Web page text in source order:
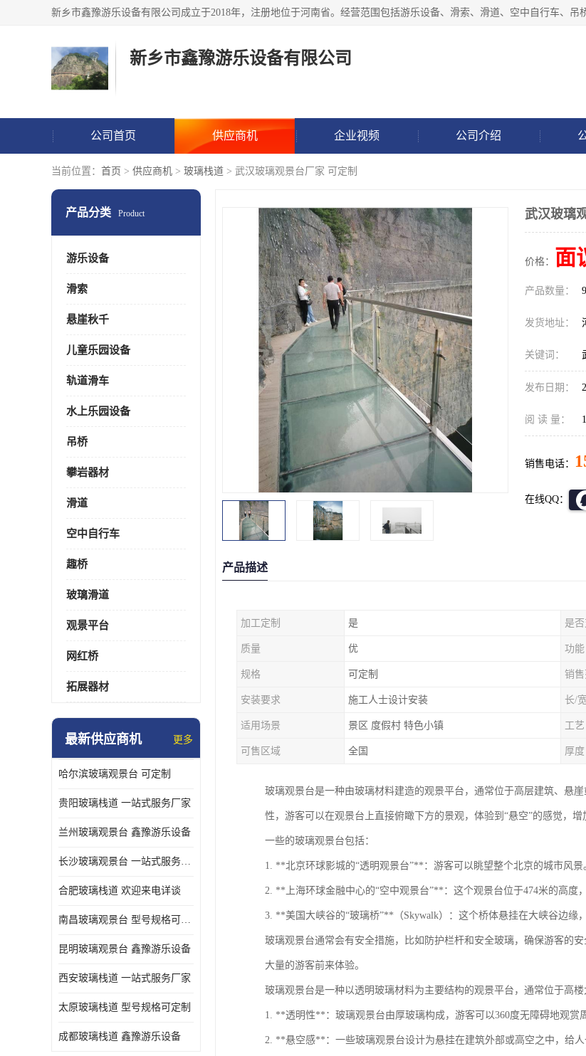
新乡市鑫豫游乐设备有限公司
公司首页 供应商机 企业视频 公司介绍
当前位置： 首页 > 供应商机 > 玻璃栈道 > 武汉玻璃观景台厂家 可定制
产品分类 Product
游乐设备
滑索
悬崖秋千
儿童乐园设备
轨道滑车
水上乐园设备
吊桥
攀岩器材
滑道
空中自行车
趣桥
玻璃滑道
观景平台
网红桥
拓展器材
最新供应商机 更多
哈尔滨玻璃观景台 可定制
贵阳玻璃栈道 一站式服务厂家
兰州玻璃观景台 鑫豫游乐设备
长沙玻璃观景台 一站式服务厂家
合肥玻璃栈道 欢迎来电详谈
南昌玻璃观景台 型号规格可定制
昆明玻璃观景台 鑫豫游乐设备
西安玻璃栈道 一站式服务厂家
太原玻璃栈道 型号规格可定制
成都玻璃栈道 鑫豫游乐设备
武汉玻璃
价格： 面
产品数量：
发货地址：
关键词：
发布日期：
阅 读 量：
销售电话：
在线QQ：
产品描述
加工定制 是 是
质量 优 功能
规格 可定制 销售
安装要求 施工人士设计安装 长/
适用场景 景区 度假村 特色小镇 工艺
可售区域 全国 厚度
玻璃观景台是一种由玻璃材料建造的观景平台，通常位于高层建筑、悬
性，游客可以在观景台上直接俯瞰下方的景观，体验到“悬空”的感觉，增
一些的玻璃观景台包括：
1. **北京环球影城的“透明观景台”**：游客可以眺望整个北京的城市风景
2. **上海环球金融中心的“空中观景台”**：这个观景台位于474米的高度
3. **美国大峡谷的“玻璃桥”**（Skywalk）：这个桥体悬挂在大峡谷边缘
玻璃观景台通常会有安全措施，比如防护栏杆和安全玻璃，确保游客的
大量的游客前来体验。
玻璃观景台是一种以透明玻璃材料为主要结构的观景平台，通常位于高
1. **透明性**：玻璃观景台由厚玻璃构成，游客可以360度无障碍地观赏
2. **悬空感**：一些玻璃观景台设计为悬挂在建筑外部或高空之中，给人